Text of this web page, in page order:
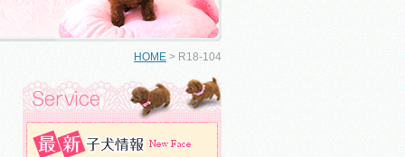
HOME > R18-104